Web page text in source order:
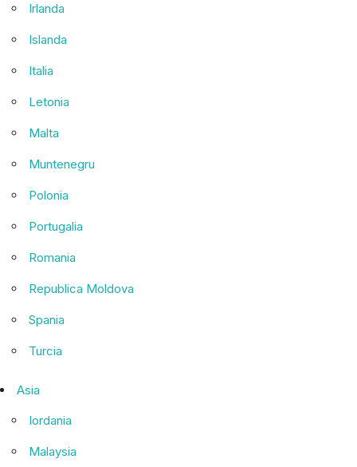
Irlanda
Islanda
Italia
Letonia
Malta
Muntenegru
Polonia
Portugalia
Romania
Republica Moldova
Spania
Turcia
Asia
Iordania
Malaysia